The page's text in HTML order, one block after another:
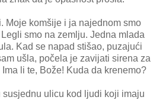
Moje komšije i ja najednom smo
smo na zemlju. Jedna mlada
Kad se napad stišao, puzajući
ušla, počela je zavijati sirena za
li te, Bože! Kuda da krenemo?
susjednu ulicu kod ljudi koji imaju